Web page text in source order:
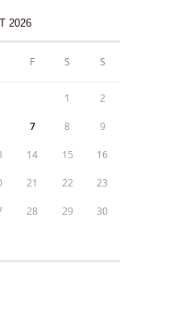
2026
F S S
1 2
7 8 9
14 15 16
21 22 23
28 29 30